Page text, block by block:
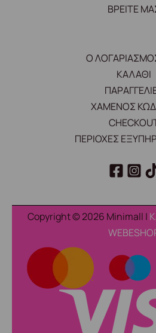
ΒΡΕΙΤΕ
Ο
ΚΑΛΑΘΙ
ΧΑΜΕΝΟΣ
ΠΕΡΙΟΧΕΣ
Copyright © 2026 Minimall |